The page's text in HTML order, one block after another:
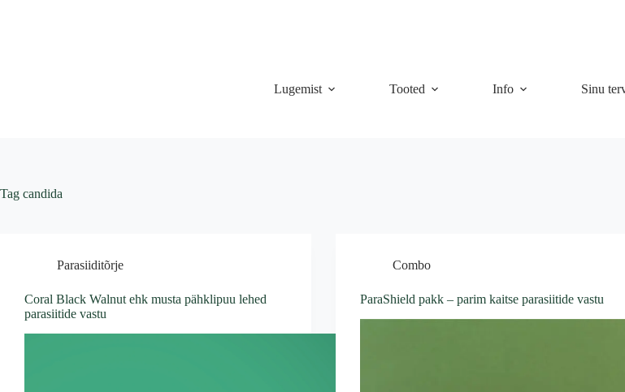
Lugemist Tooted Info Sinu
Tag candida
Parasiiditõrje
Coral Black Walnut ehk musta pähklipuu lehed
parasiitide vastu
Combo
ParaShield pakk – parim kaitse parasiitide vastu